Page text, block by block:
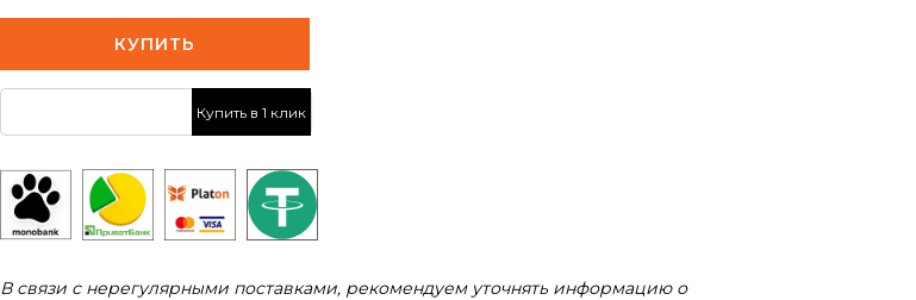
КУПИТЬ
Купить в 1 клик
В связи с нерегулярными поставками, рекомендуем уточнять информацию о